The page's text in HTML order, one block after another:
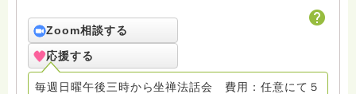
Zoom相談する
応援する
毎週日曜午後三時から坐禅法話会 費用：任意にて５